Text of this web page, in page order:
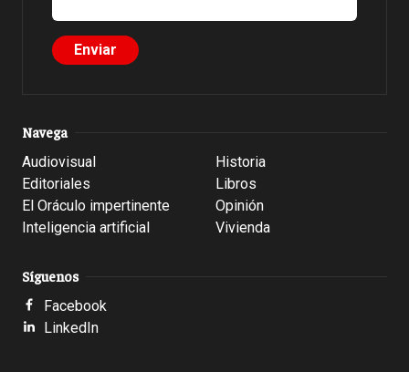
Navega
Audiovisual
Editoriales
El Oráculo impertinente
Inteligencia artificial
Historia
Libros
Opinión
Vivienda
Síguenos
Facebook
LinkedIn